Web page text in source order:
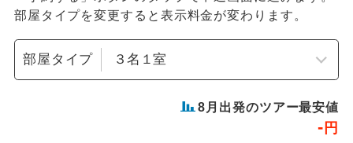
部屋タイプを変更すると表示料金が変わります。
部屋タイプ
8 月出発のツアー最安値
- 円